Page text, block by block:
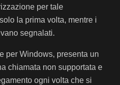
per tale
la prima volta, mentre i
segnalati.
per Windows, presenta un
chiamata non supportata e
ogni volta che si